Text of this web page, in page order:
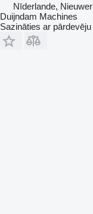
Nīderlande,
Duijndam Machines
Sazināties ar pārdevēju